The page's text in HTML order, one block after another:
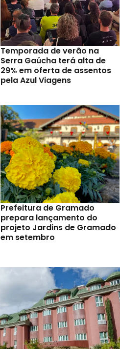
Temporada de verão na
Serra Gaúcha terá alta de
29% em oferta de assentos
pela Azul Viagens
Prefeitura de Gramado
prepara lançamento do
projeto Jardins de Gramado
em setembro